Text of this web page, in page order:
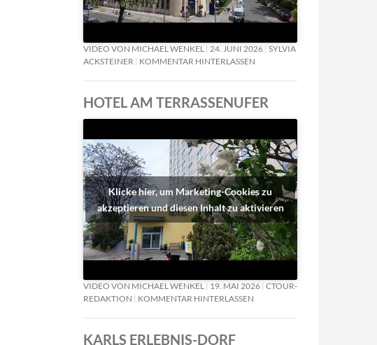
VIDEO VON MICHAEL WENKEL 24. JUNI 2026 SYLVIA
ACKSTEINER
KOMMENTAR HINTERLASSEN
HOTEL AM TERRASSENUFER
Klicke hier, um Marketing-Cookies zu
akzeptieren und diesen Inhalt zu aktivieren
VIDEO VON MICHAEL WENKEL 19. MAI 2026 CTOUR-
REDAKTION
KOMMENTAR HINTERLASSEN
KARLS ERLEBNIS-DORF